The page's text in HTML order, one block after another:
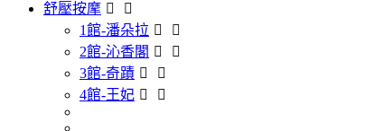
舒壓按摩
1館-潘朵拉
2館-沁香閣
3館-奇蹟
4館-王妃